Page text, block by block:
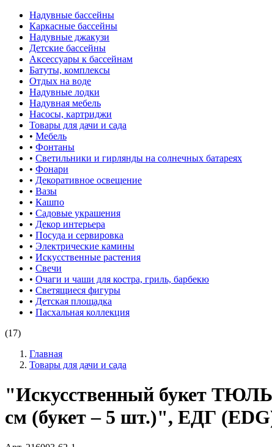
Надувные бассейны
Каркасные бассейны
Надувные джакузи
Детские бассейны
Аксессуары к бассейнам
Батуты, комплексы
Отдых на воде
Надувные лодки
Надувная мебель
Насосы, картриджи
Товары для дачи и сада
• Мебель
• Фонтаны
• Светильники и гирлянды на солнечных батареях
• Фонари
• Декоративное освещение
• Вазы
• Кашпо
• Садовые украшения
• Декор интерьера
• Посуда и сервировка
• Электрические камины
• Искусственные растения
• Свечи
• Очаги и чаши для костра, гриль, барбекю
• Светящиеся фигуры
• Детская площадка
• Пасхальная коллекция
(17)
Главная
Товары для дачи и сада
"Искусственный букет
см (букет – 5 шт.)", ЕДГ